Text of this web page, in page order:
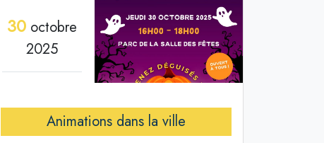
30 octobre
2025
Animations dans la ville